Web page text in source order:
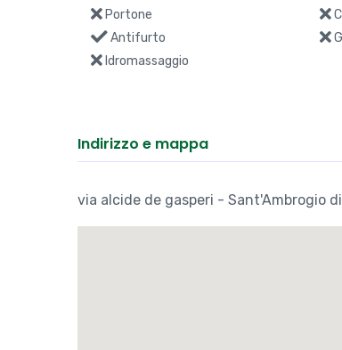
Portone
Antifurto
Idromassaggio
Indirizzo e mappa
via alcide de gasperi - Sant'Ambrogio